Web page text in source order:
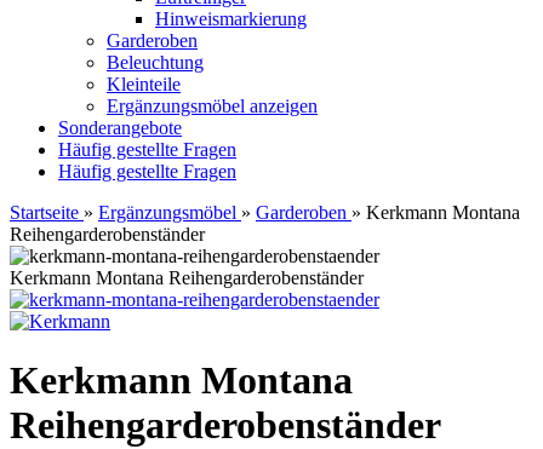
Hinweismarkierung
Garderoben
Beleuchtung
Kleinteile
Ergänzungsmöbel anzeigen
Sonderangebote
Häufig gestellte Fragen
Häufig gestellte Fragen
Startseite » Ergänzungsmöbel » Garderoben » Kerkmann Montana
Reihengarderobenständer
Kerkmann Montana Reihengarderobenständer
Kerkmann Montana
Reihengarderobenständer